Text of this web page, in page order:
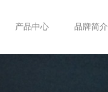
产品中心 品牌简介